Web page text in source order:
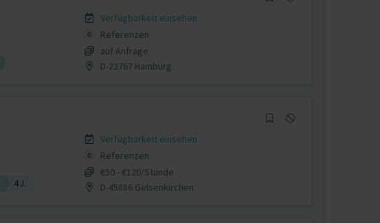
Verfügbarkeit einsehen
0
Referenzen
auf Anfrage
D-22767 Hamburg
4 J.
Verfügbarkeit einsehen
0
Referenzen
€50 - €120/Stunde
D-45886 Gelsenkirchen